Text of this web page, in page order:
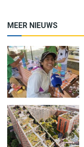
MEER NIEUWS